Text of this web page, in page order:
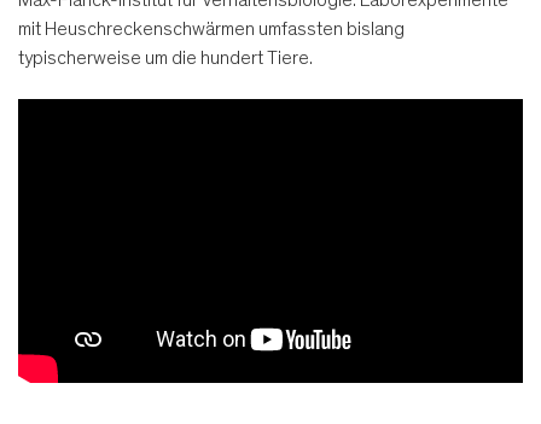
mit Heuschreckenschwärmen umfassten bislang
typischerweise um die hundert Tiere.